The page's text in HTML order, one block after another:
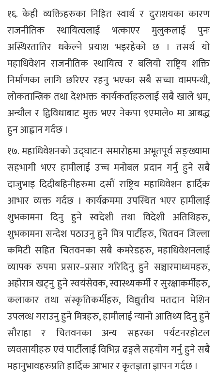
१६. केही व्यक्तिहरुका निहित स्वार्थ र दुराशयका कारण
राजनीतिक स्थायित्वलाई भत्काएर मुलुकलाई पुनः
अस्थिरतातिर धकेल्ने प्रयाश भइरहेको छ । तसर्थ यो
महाधिवेशन राजनीतिक स्थायित्व र बलियो राष्ट्रिय शक्ति
निर्माणका लागि छरिएर रहनु भएका सबै सच्चा वामपन्थी,
लोकतान्त्रिक तथा देशभक्त कार्यकर्ताहरुलाई सबै खाले भ्रम,
अन्यौल र द्विविधाबाट मुक्त भएर नेकपा ९एमाले० मा आबद्ध
हुन आह्वान गर्दछ ।
१७. महाधिवेशनको उद्घाटन समारोहमा अभूतपूर्व सङ्ख्यामा
सहभागी भएर हामीलाई उच्च मनोबल प्रदान गर्नु हुने सबै
दाजुभाइ दिदीबहिनीहरुमा दसौं राष्ट्रिय महाधिवेशन हार्दिक
आभार व्यक्त गर्दछ । कार्यक्रममा उपस्थित भएर हामीलाई
शुभकामना दिनु हुने स्वदेशी तथा विदेशी अतिथिहरु,
शुभकामना सन्देश पठाउनु हुने मित्र पार्टीहरु, चितवन जिल्ला
कमिटी सहित चितवनका सबै कमरेडहरु, महाधिवेशनलाई
व्यापक रुपमा प्रसार–प्रसार गरिदिनु हुने सञ्चारमाध्यमहरु,
अहोरात्र खट्नु हुने स्वयंसेवक, स्वास्थ्यकर्मी र सुरक्षाकर्मीहरु,
कलाकार तथा संस्कृतिकर्मीहरु, विद्युतीय मतदान मेशिन
उपलव्ध गराउनु हुने मित्रहरु, हामीलाई न्यानो आतिथ्य दिनु हुने
सौराहा र चितवनका अन्य सहरका पर्यटनरहोटल
व्यवसायीहरु एवं पार्टीलाई विभिन्न ढङ्गले सहयोग गर्नु हुने सबै
महानुभावहरुप्रति हार्दिक आभार र कृतज्ञता ज्ञापन गर्दछ ।